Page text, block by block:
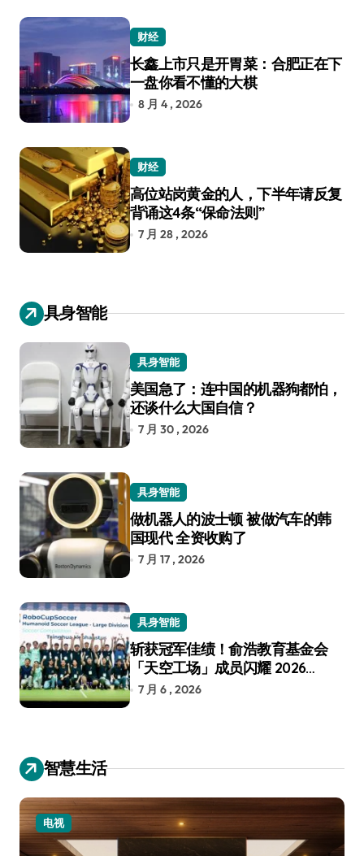
财经
长鑫上市只是开胃菜：合肥正在下
一盘你看不懂的大棋
8 月 4 , 2026
财经
高位站岗黄金的人，下半年请反复
背诵这4条“保命法则”
7 月 28 , 2026
具身智能
具身智能
美国急了：连中国的机器狗都怕，
还谈什么大国自信？
7 月 30 , 2026
具身智能
做机器人的波士顿 被做汽车的韩
国现代 全资收购了
7 月 17 , 2026
具身智能
斩获冠军佳绩！俞浩教育基金会
「天空工场」成员闪耀 2026
RoboCup 机器人世界杯
7 月 6 , 2026
智慧生活
电视